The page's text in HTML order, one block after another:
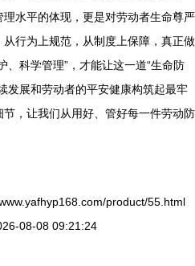
水平的体现，更是对劳动者生命尊严
行为上规范，从制度上保障，真正做
、科学管理”，才能让这一道“生命防
发展和劳动者的平安健康构筑起最牢
，让我们从用好、管好每一件劳动防
product/55.html
08-08 09:21:24